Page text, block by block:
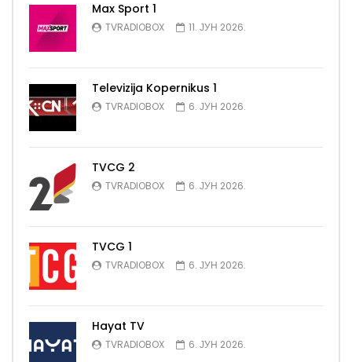
Max Sport 1
TVRADIOBOX 11. ЈУН 2026.
Televizija Kopernikus 1
TVRADIOBOX 6. ЈУН 2026.
TVCG 2
TVRADIOBOX 6. ЈУН 2026.
TVCG 1
TVRADIOBOX 6. ЈУН 2026.
Hayat TV
TVRADIOBOX 6. ЈУН 2026.